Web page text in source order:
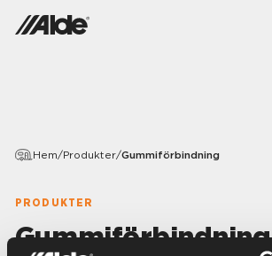
Hem/Produkter/Gummiförbindning
PRODUKTER
Gummiförbindning